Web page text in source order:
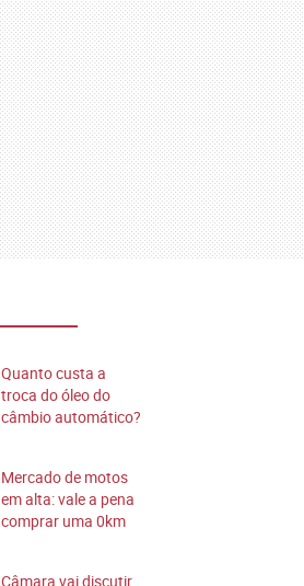
Quanto custa a
troca do óleo do
câmbio automático?
Mercado de motos
em alta: vale a pena
comprar uma 0km
Câmara vai discutir